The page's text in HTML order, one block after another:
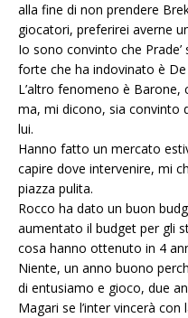
alla fine di non prendere
giocatori, preferirei averne
Io sono convinto che
forte che ha indovinato è
L’altro fenomeno è Barone,
ma, mi dicono, sia convinto
lui.
Hanno fatto un mercato
capire dove intervenire, mi
piazza pulita.
Rocco ha dato un buon
aumentato il budget per gli
cosa hanno ottenuto in 4
Niente, un anno buono
di entusiamo e gioco, due
Magari se l’inter vincerà